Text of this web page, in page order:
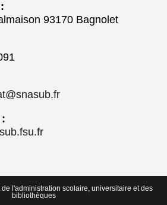
93170 Bagnolet
S’ouvre
S’ouvre
onglet
l'administration scolaire, universitaire et des
bibliothèques